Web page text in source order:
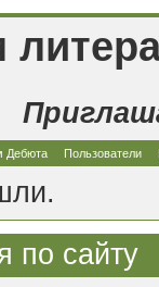
Дебюта Пользователи
по сайту